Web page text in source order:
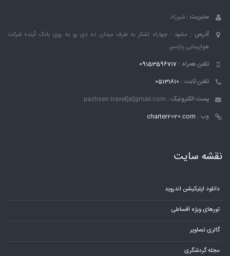
مدیریت : شیرزاد
آدرس : مشهد - چهاراه لشکر به طرف میدان ده دی رو به روی بانک ٱینده شرکت
هواپیمایی پاژسیر
تلفن همراه : 09153596717
تلفن ثابت : 05131810
پست الکترونیک : pazhseir.travel[at]gmail.com
وب : charter2020.com
نقشه سایت
دانلود اپلیکیشن اندروید
تورهای ویژه اقساطی
گالری تصاویر
مجله گردشگری